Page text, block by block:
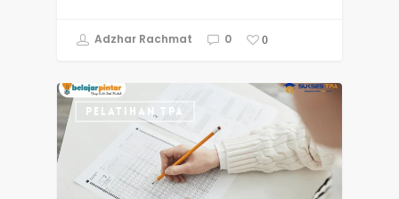
Adzhar Rachmat 0 0
PELATIHAN TPA